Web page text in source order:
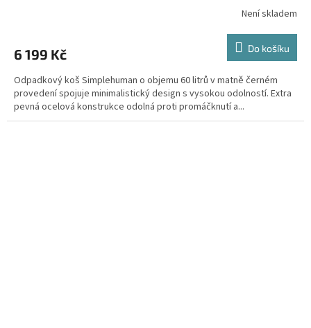
Není skladem
6 199 Kč Do košíku
Odpadkový koš Simplehuman o objemu 60 litrů v matně černém
provedení spojuje minimalistický design s vysokou odolností. Extra
pevná ocelová konstrukce odolná proti promáčknutí a...